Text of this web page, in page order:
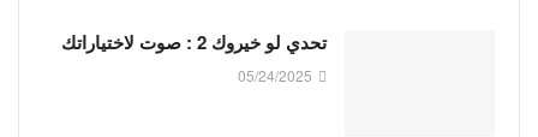
تحدي لو خيروك 2 : صوت لاختياراتك
05/24/2025